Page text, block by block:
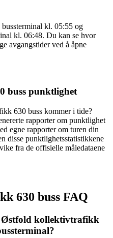
kl. 05:55 og
kl. 06:48. Du kan se hvor
avgangstider ved å åpne
buss punktlighet
630 buss kommer i tide?
rapporter om punktlighet
egne rapporter om turen din
disse punktlighetsstatistikkene
fra de offisielle måledataene
630 buss FAQ
Østfold kollektivtrafikk